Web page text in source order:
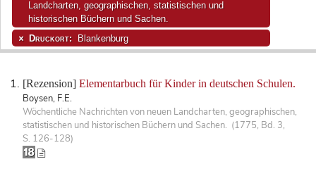
[Rezension] Elementarbuch für Kinder in deutschen Schulen.
Boysen, F.E.
Wöchentliche Nachrichten von neuen Landcharten, geographischen,
statistischen und historischen Büchern und Sachen. (1775, Bd. 3,
S. 126-128)
Landcharten, geographischen, statistischen und
historischen Büchern und Sachen.
Druckort: Blankenburg